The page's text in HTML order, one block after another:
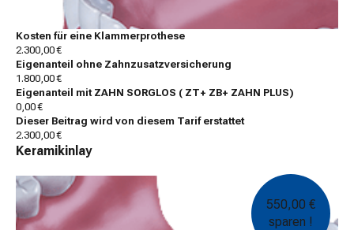
Kosten für eine Klammerprothese
2.300,00 €
Eigenanteil ohne Zahnzusatzversicherung
1.800,00 €
Eigenanteil mit ZAHN SORGLOS ( ZT+ ZB+ ZAHN PLUS)
0,00 €
Dieser Beitrag wird von diesem Tarif erstattet
2.300,00 €
Keramikinlay
550,00 €
sparen !